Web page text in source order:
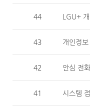
44
43 개인정
42 안심 전
41 시스템